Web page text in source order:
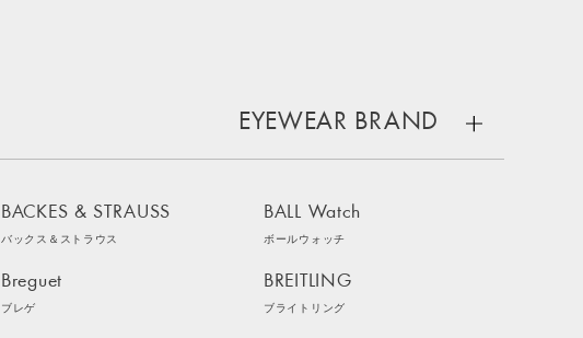
BACKES & STRAUSS
バックス＆ストラウス
BALL Watch
ボールウォッチ
Breguet
ブレゲ
BREITLING
ブライトリング
EYEWEAR BRAND